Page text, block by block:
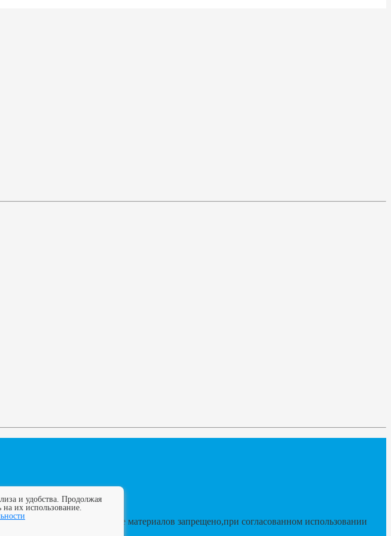
частичное копирование материалов запрещено,при согласованном использовании
и удобства. Продолжая
на их использование.